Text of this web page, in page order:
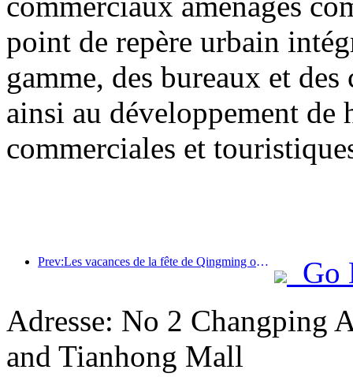
point de repère urbain
gamme, des bureaux et
ainsi au développement de
commerciales et
Prev:Les vacances de la fête de Qingming ont entraîné une forte hausse des voyages en raison des congés prolongés, les excursions et l'observation des fleurs ayant stimulé le nombre de visiteurs dans de nombreuses villes.
Go
Adresse: No 2 Changping
and Tianhong Mall